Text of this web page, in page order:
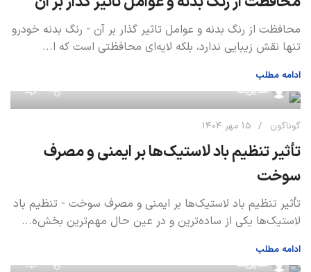
محافظت از رنگ بدنه و عوامل تاثیر گذار بر آن - رنگ بدنه خودرو
تنها نقش زیبایی ندارد، بلکه لایه‌ای محافظتی است که ا...
ادامه مطلب
مدیریت
گوناگون 15 مهر 1404
تأثیر تنظیم باد لاستیک‌ها بر ایمنی و مصرف
سوخت
تأثیر تنظیم باد لاستیک‌ها بر ایمنی و مصرف سوخت - تنظیم باد
لاستیک‌ها یکی از ساده‌ترین و در عین حال مهم‌ترین بخش‌ه...
ادامه مطلب
مدیریت